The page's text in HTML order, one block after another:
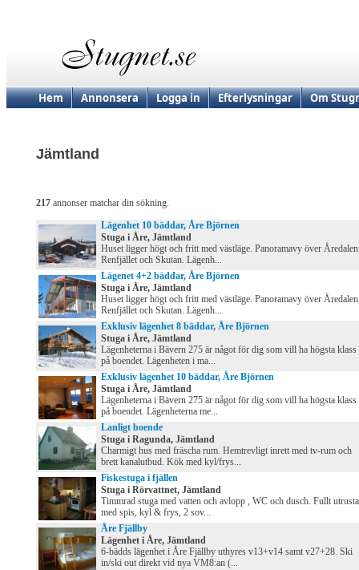
Hem Annonsera Logga in Efterlysningar Om
Jämtland
217 annonser matchar din sökning.
Lägenhet 10 bäddar, Åre Björnen
Stuga i Åre, Jämtland
Huset ligger högt och fritt med västläge. Panoramavy över
Renfjället och Skutan. Lägenh...
Lägenet 4+2 bäddar, Åre Björnen
Stuga i Åre, Jämtland
Huset ligger högt och fritt med västläge. Panoramavy över
Renfjället och Skutan. Lägenh...
Exklusiv lägenhet 8 bäddar, Åre Björnen
Stuga i Åre, Jämtland
Lägenheterna i Bävern 275 är något för dig som vill ha högsta klass
på boendet. Lägenheten i ma...
Exklusiv lägenhet 10 bäddar, Åre Björnen
Stuga i Åre, Jämtland
Lägenheterna i Bävern 275 är något för dig som vill ha högsta klass
på boendet. Lägenheterna me...
Lanligt boende
Stuga i Ragunda, Jämtland
Charmigt hus med fräscha rum. Hemtrevligt inrett med tv-rum och
brett kanalutbud. Kök med kyl/frys...
Fiskestuga i fjällen
Stuga i Rörvattnet, Jämtland
Timmrad stuga med vatten och avlopp , WC och dusch. Fullt
med spis, kyl & frys, 2 sov...
Åre Fjällby
Lägenhet i Åre, Jämtland
6-bädds lägenhet i Åre Fjällby uthyres v13+v14 samt v27+28. Ski
in/ski out direkt vid nya VM8:an (...